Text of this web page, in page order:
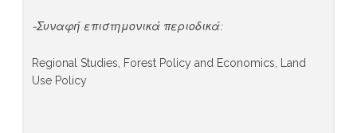
-Συναφή επιστημονικά περιοδικά:
Regional Studies, Forest Policy and Economics, Land
Use Policy